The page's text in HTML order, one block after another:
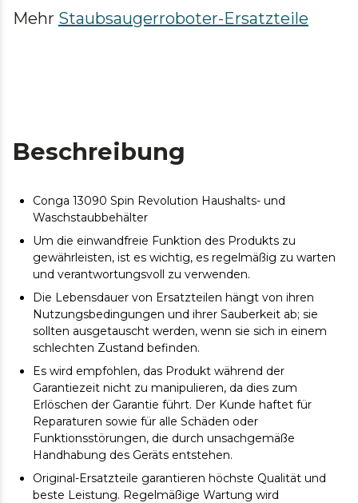
Mehr Staubsaugerroboter-Ersatzteile
Beschreibung
Conga 13090 Spin Revolution Haushalts- und
Waschstaubbehälter
Um die einwandfreie Funktion des Produkts zu
gewährleisten, ist es wichtig, es regelmäßig zu warten
und verantwortungsvoll zu verwenden.
Die Lebensdauer von Ersatzteilen hängt von ihren
Nutzungsbedingungen und ihrer Sauberkeit ab; sie
sollten ausgetauscht werden, wenn sie sich in einem
schlechten Zustand befinden.
Es wird empfohlen, das Produkt während der
Garantiezeit nicht zu manipulieren, da dies zum
Erlöschen der Garantie führt. Der Kunde haftet für
Reparaturen sowie für alle Schäden oder
Funktionsstörungen, die durch unsachgemäße
Handhabung des Geräts entstehen.
Original-Ersatzteile garantieren höchste Qualität und
beste Leistung. Regelmäßige Wartung wird